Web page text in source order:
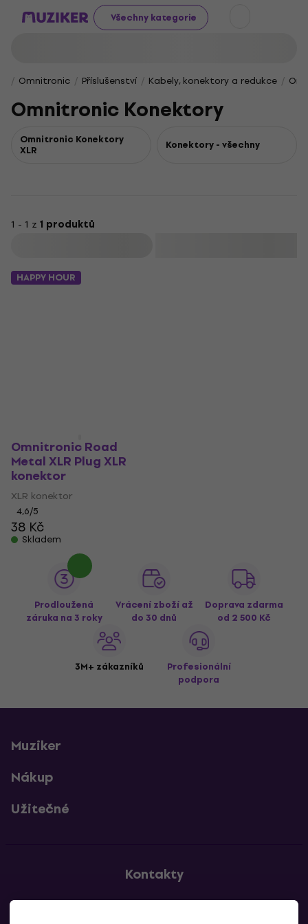
Všechny kategorie
Omnitronic Příslušenství Kabely, konektory a redukce
Omnitronic Konektory
Omnitronic Konektory
XLR Konektory - všechny
1 - 1 z 1 produktů
HAPPY HOUR
Omnitronic Road
Metal XLR Plug XLR
konektor
XLR konektor
4,6/5
38 Kč
Skladem
Prodloužená
záruka na 3 roky
Vrácení zboží až
do 30 dnů
Doprava zdarma
od 2 500 Kč
3M+ zákazníků
Profesionální
podpora
Muziker
Nákup
Užitečné
Kontakty